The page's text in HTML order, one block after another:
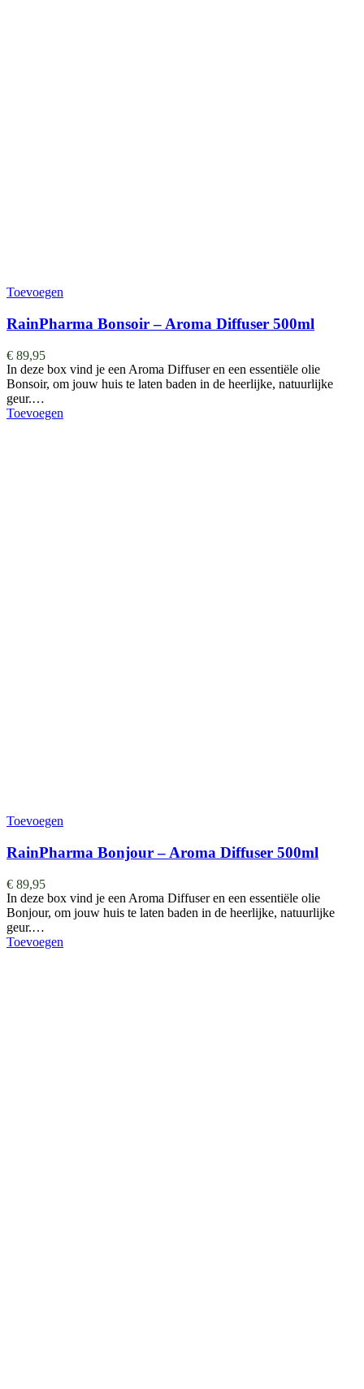
Toevoegen
RainPharma Bonsoir – Aroma Diffuser 500ml
€ 89,95
In deze box vind je een Aroma Diffuser en een essentiële olie
Bonsoir, om jouw huis te laten baden in de heerlijke, natuurlijke
geur.…
Toevoegen
Toevoegen
RainPharma Bonjour – Aroma Diffuser 500ml
€ 89,95
In deze box vind je een Aroma Diffuser en een essentiële olie
Bonjour, om jouw huis te laten baden in de heerlijke, natuurlijke
geur.…
Toevoegen